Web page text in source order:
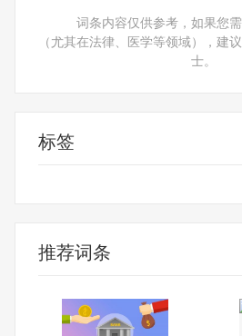
词条内容仅供参考，如果您
（尤其在法律、医学等领域），建
士。
标签
推荐词条